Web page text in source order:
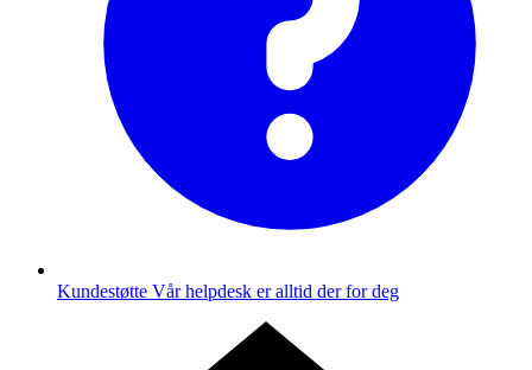
Kundestøtte Vår helpdesk er alltid der for deg